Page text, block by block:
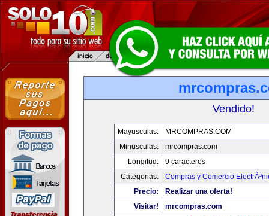
Vendido!
Mayusculas:
MRCOMPRAS.COM
Minusculas:
mrcompras.com
Longitud:
9 caracteres
Categorias:
Compras y Comercio
Precio:
Realizar una oferta!
Visitar!
mrcompras.com